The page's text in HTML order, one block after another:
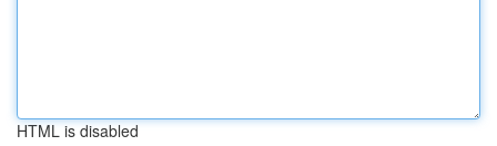
HTML is disabled